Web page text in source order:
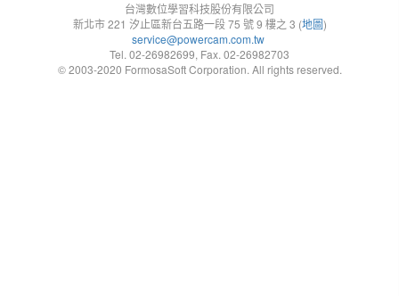
台灣數位學習科技股份有限公司
新北市 221 汐止區新台五路一段 75 號 9 樓之 3 (地圖)
service@powercam.com.tw
Tel. 02-26982699, Fax. 02-26982703
© 2003-2020 FormosaSoft Corporation. All rights reserved.